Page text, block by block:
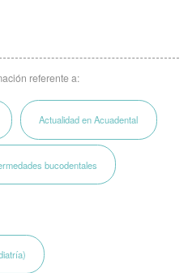
referente a:
Actualidad en Acuadental
bucodentales